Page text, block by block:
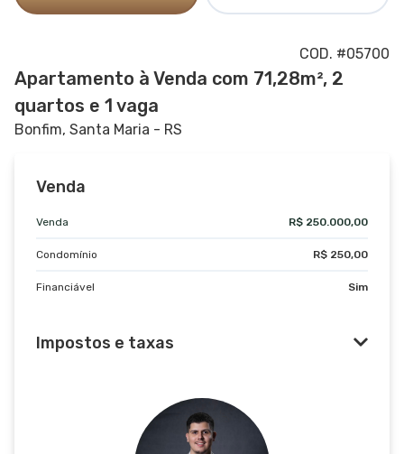
COD. #05700
Apartamento à Venda com 71,28m², 2
quartos e 1 vaga
Bonfim, Santa Maria - RS
Venda
Venda R$ 250.000,00
Condomínio R$ 250,00
Financiável Sim
Impostos e taxas